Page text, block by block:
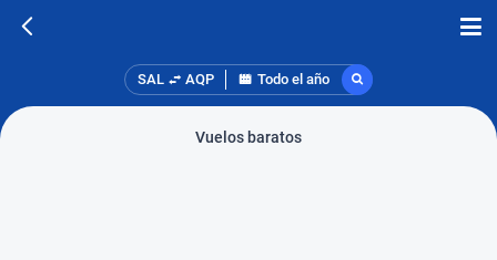
SAL AQP Todo el año
Vuelos baratos